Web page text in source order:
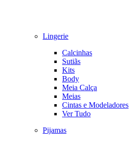
Lingerie
Calcinhas
Sutiãs
Kits
Body
Meia Calça
Meias
Cintas e Modeladores
Ver Tudo
Pijamas